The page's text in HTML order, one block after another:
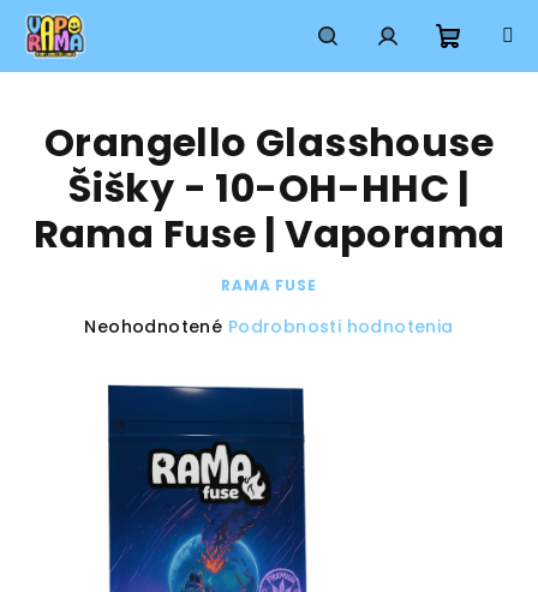
Prejsť
obsah
HľadaťPrihlásenie
košík
Orangello Glasshouse
Šišky - 10-OH-HHC |
Rama Fuse | Vaporama
RAMA FUSE
Priemerné
hviezdičiek.
Neohodnotené Podrobnosti hodnotenia